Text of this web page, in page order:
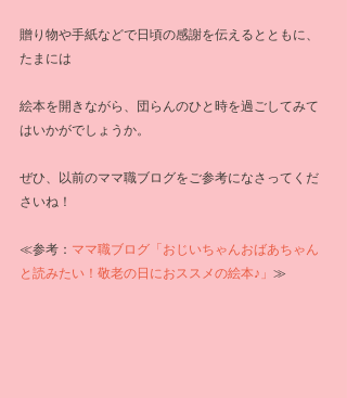
贈り物や手紙などで日頃の感謝を伝えるとともに、
たまには
絵本を開きながら、団らんのひと時を過ごしてみて
はいかがでしょうか。
ぜひ、以前のママ職ブログをご参考になさってくだ
さいね！
≪参考： ママ職ブログ「おじいちゃんおばあちゃん
と読みたい！敬老の日におススメの絵本♪」 ≫